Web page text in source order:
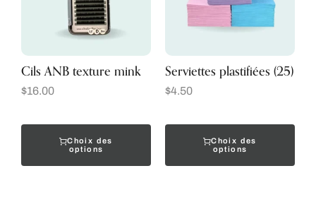
Cils ANB texture mink
$16.00
Choix des
options
Serviettes plastifiées (25)
$4.50
Choix des
options